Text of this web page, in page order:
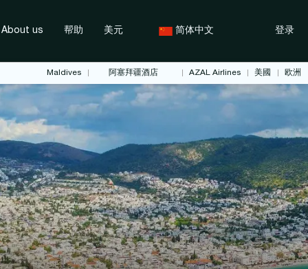
us 帮助 美元 简体中文 登录
Maldives 阿塞拜疆酒店 AZAL Airlines 美國 欧洲